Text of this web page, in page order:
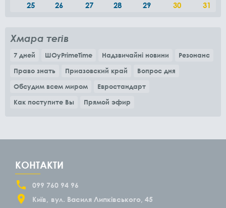
25
26 27 28 29 30 31
Хмара тегів
7 дней ШОуPrimeTime Надзвичайні новини
Резонанс
Право знать
Приазовский край
Вопрос дня
Обсудим всем миром
Евростандарт
Как поступите Вы
Прямой эфир
КОНТАКТИ
099 760 94 96
Київ
вул. Василя Липківського, 45